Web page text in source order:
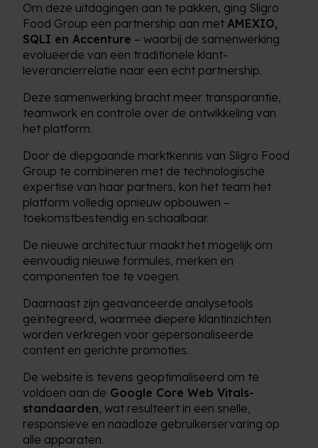
Om deze uitdagingen aan te pakken, ging Sligro
Food Group een partnership aan met AMEXIO,
SQLI en Accenture – waarbij de samenwerking
evolueerde van een traditionele klant-
leverancierrelatie naar een echt partnership.
Deze samenwerking bracht meer transparantie,
teamwork en controle over de ontwikkeling van
het platform.
Door de diepgaande marktkennis van Sligro Food
Group te combineren met de technologische
expertise van haar partners, kon het team het
platform volledig opnieuw opbouwen –
toekomstbestendig en schaalbaar.
De nieuwe architectuur maakt het mogelijk om
eenvoudig nieuwe formules, merken en
componenten toe te voegen.
Daarnaast zijn geavanceerde analysetools
geïntegreerd, waarmee diepere klantinzichten
worden verkregen voor gepersonaliseerde
content en gerichte promoties.
De website is tevens geoptimaliseerd om te
voldoen aan de Google Core Web Vitals-
standaarden, wat resulteert in een snelle,
responsieve en naadloze gebruikerservaring op
alle apparaten.